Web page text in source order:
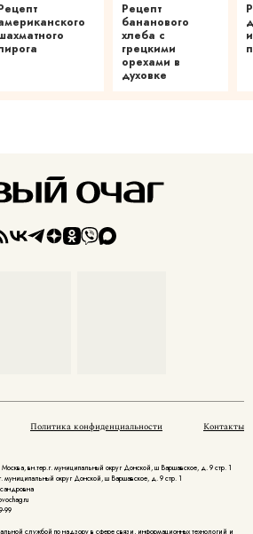
Рецепт
бананового
хлеба с
грецкими
орехами в
духовке
Политика конфиденциальности Контакты
вн.тер.г. муниципальный округ Донской, ш Варшавское, д. 9 стр. 1
муниципальный округ Донской, ш Варшавское, д. 9 стр. 1
99
службой по надзору в сфере связи, информационных технологий и